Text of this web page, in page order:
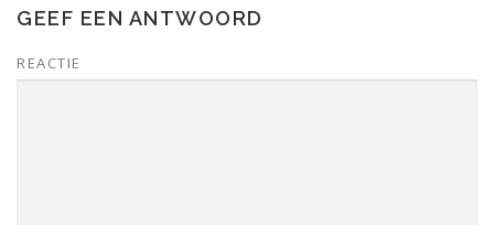
GEEF EEN ANTWOORD
REACTIE